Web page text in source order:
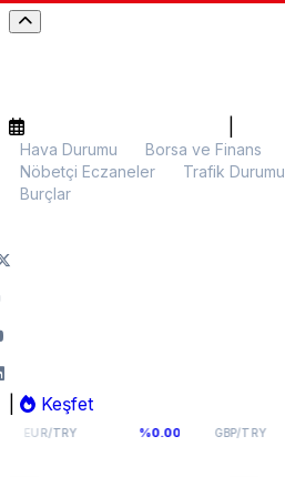
Hava Durumu Borsa ve Finans
Nöbetçi Eczaneler
Trafik Durumu
Burçlar
Keşfet
%0.00 GBP/TRY64,131 %0.00